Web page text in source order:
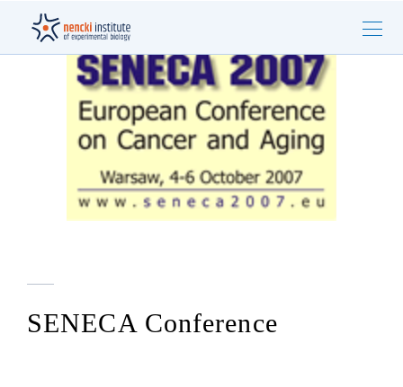
SENECA Conference